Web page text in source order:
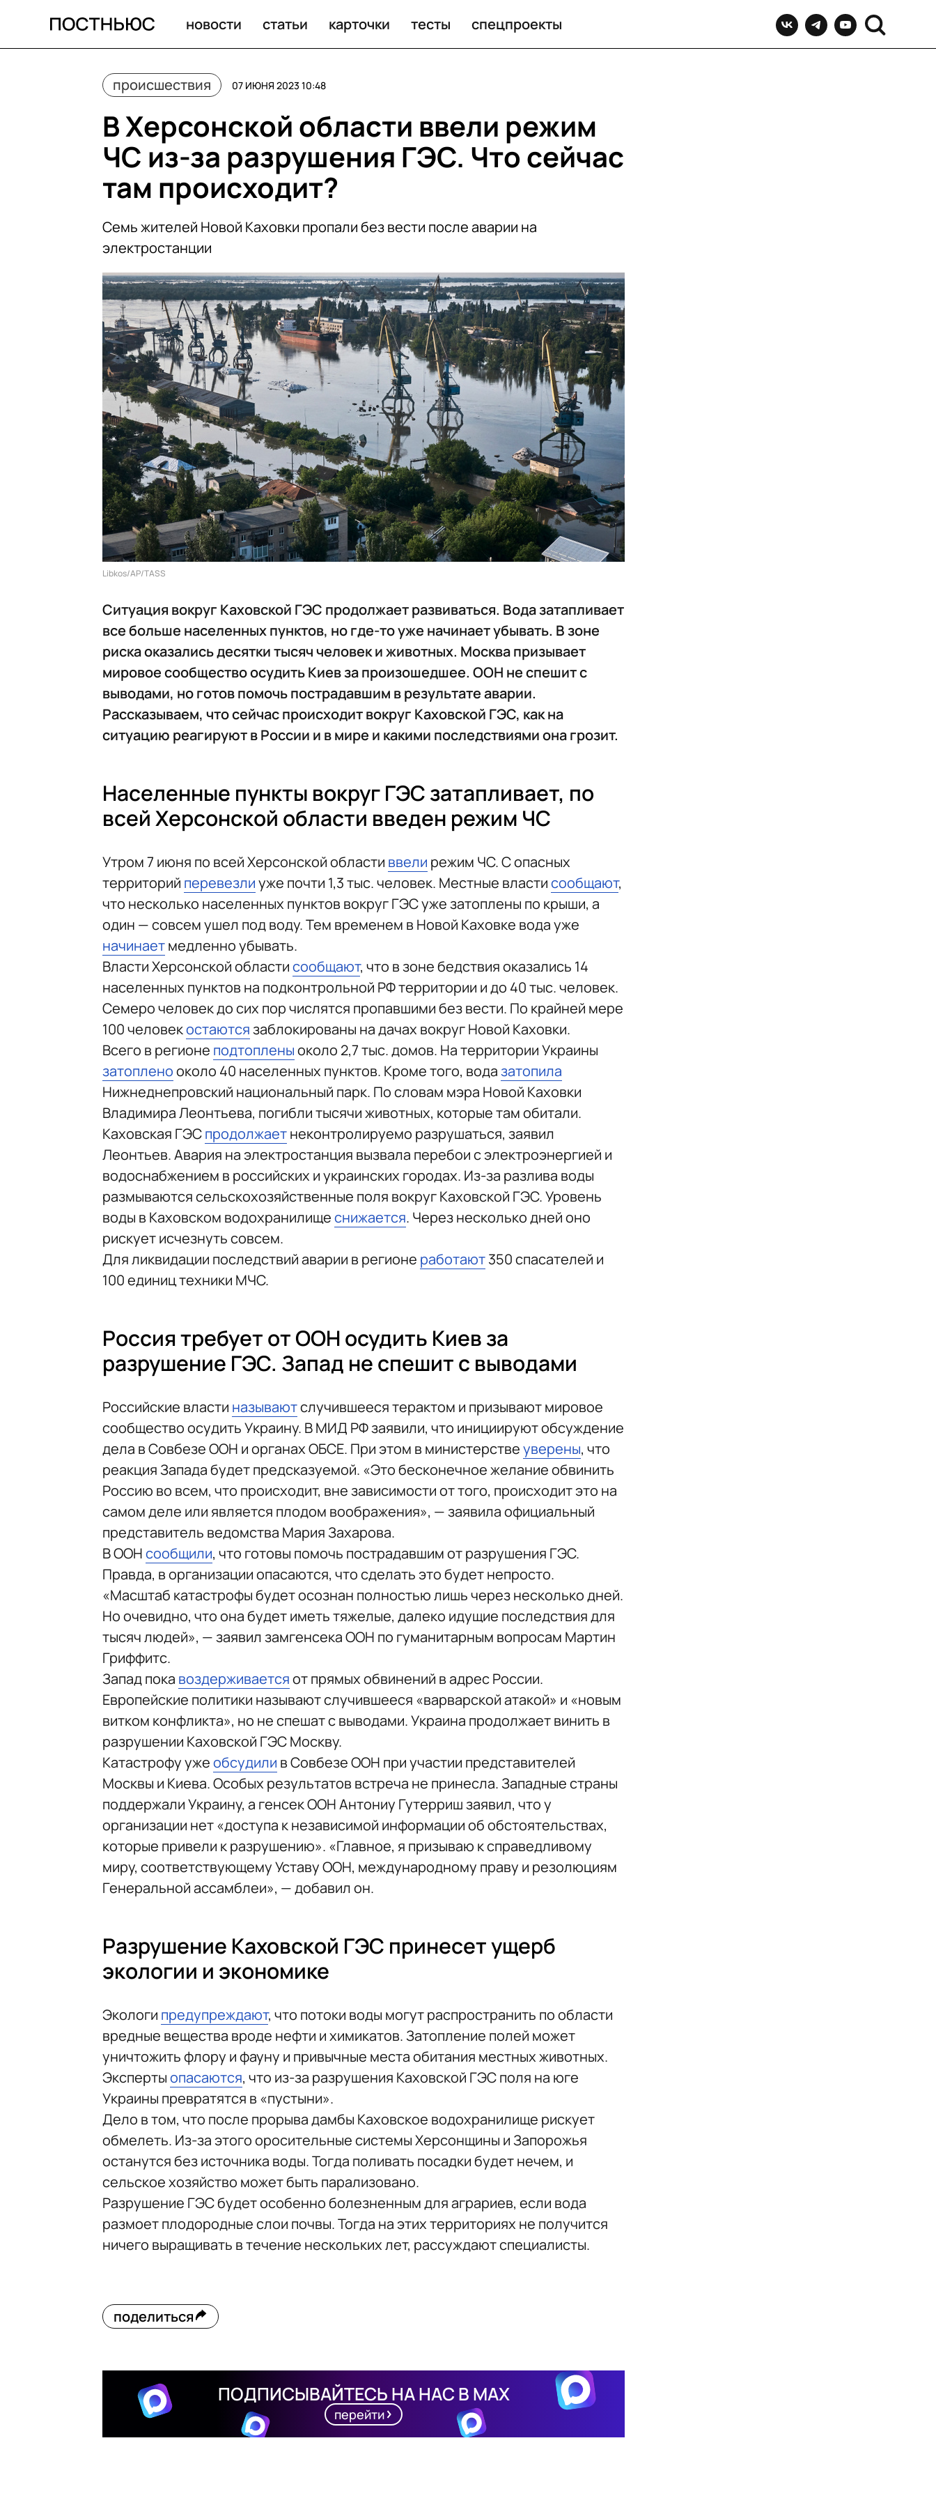
новости статьи карточки тесты спецпроекты
происшествия 07 ИЮНЯ 2023 10:48
В Херсонской области ввели режим
ЧС из-за разрушения ГЭС. Что сейчас
там происходит?
Семь жителей Новой Каховки пропали без вести после аварии на
электростанции
Libkos/AP/TASS
Ситуация вокруг Каховской ГЭС продолжает развиваться. Вода затапливает
все больше населенных пунктов, но где-то уже начинает убывать. В зоне
риска оказались десятки тысяч человек и животных. Москва призывает
мировое сообщество осудить Киев за произошедшее. ООН не спешит с
выводами, но готов помочь пострадавшим в результате аварии.
Рассказываем, что сейчас происходит вокруг Каховской ГЭС, как на
ситуацию реагируют в России и в мире и какими последствиями она грозит.
Населенные пункты вокруг ГЭС затапливает, по
всей Херсонской области введен режим ЧС
Утром 7 июня по всей Херсонской области ввели режим ЧС. С опасных
территорий перевезлиуже почти 1,3 тыс. человек. Местные властисообщают,
что несколько населенных пунктов вокруг ГЭС уже затоплены по крыши, а
один — совсем ушел под воду. Тем временем в Новой Каховке вода уже
начинаетмедленно убывать.
Власти Херсонской областисообщают, что в зоне бедствия оказались 14
населенных пунктов на подконтрольной РФ территории и до 40 тыс. человек.
Семеро человек до сих пор числятся пропавшими без вести. По крайней мере
100 человекостаютсязаблокированы на дачах вокруг Новой Каховки.
Всего в регионе подтопленыоколо 2,7 тыс. домов. На территории Украины
затопленооколо 40 населенных пунктов. Кроме того, водазатопила
Нижнеднепровский национальный парк. По словам мэра Новой Каховки
Владимира Леонтьева, погибли тысячи животных, которые там обитали.
Каховская ГЭСпродолжаетнеконтролируемо разрушаться, заявил
Леонтьев. Авария на электростанция вызвала перебои с электроэнергией и
водоснабжением в российских и украинских городах. Из-за разлива воды
размываются сельскохозяйственные поля вокруг Каховской ГЭС. Уровень
воды в Каховском водохранилищеснижается. Через несколько дней оно
рискует исчезнуть совсем.
Для ликвидации последствий аварии в регионе работают350 спасателей и
100 единиц техники МЧС.
Россия требует от ООН осудить Киев за
разрушение ГЭС. Запад не спешит с выводами
Российские власти называютслучившееся терактом и призывают мировое
сообщество осудить Украину. В МИД РФ заявили, что инициируют обсуждение
дела в Совбезе ООН и органах ОБСЕ. При этом в министерствеуверены, что
реакция Запада будет предсказуемой. «Это бесконечное желание обвинить
Россию во всем, что происходит, вне зависимости от того, происходит это на
самом деле или является плодом воображения», — заявила официальный
представитель ведомства Мария Захарова.
В ООНсообщили, что готовы помочь пострадавшим от разрушения ГЭС.
Правда, в организации опасаются, что сделать это будет непросто.
«Масштаб катастрофы будет осознан полностью лишь через несколько дней.
Но очевидно, что она будет иметь тяжелые, далеко идущие последствия для
тысяч людей», — заявил замгенсека ООН по гуманитарным вопросам Мартин
Гриффитс.
Запад пока воздерживаетсяот прямых обвинений в адрес России.
Европейские политики называют случившееся «варварской атакой» и «новым
витком конфликта», но не спешат с выводами. Украина продолжает винить в
разрушении Каховской ГЭС Москву.
Катастрофу ужеобсудили в Совбезе ООН при участии представителей
Москвы и Киева. Особых результатов встреча не принесла. Западные страны
поддержали Украину, а генсек ООН Антониу Гутерриш заявил, что у
организации нет «доступа к независимой информации об обстоятельствах,
которые привели к разрушению». «Главное, я призываю к справедливому
миру, соответствующему Уставу ООН, международному праву и резолюциям
Генеральной ассамблеи», — добавил он.
Разрушение Каховской ГЭС принесет ущерб
экологии и экономике
Экологи предупреждают, что потоки воды могут распространить по области
вредные вещества вроде нефти и химикатов. Затопление полей может
уничтожить флору и фауну и привычные места обитания местных животных.
Экспертыопасаются, что из-за разрушения Каховской ГЭС поля на юге
Украины превратятся в «пустыни».
Дело в том, что после прорыва дамбы Каховское водохранилище рискует
обмелеть. Из-за этого оросительные системы Херсонщины и Запорожья
останутся без источника воды. Тогда поливать посадки будет нечем, и
сельское хозяйство может быть парализовано.
Разрушение ГЭС будет особенно болезненным для аграриев, если вода
размоет плодородные слои почвы. Тогда на этих территориях не получится
ничего выращивать в течение нескольких лет, рассуждают специалисты.
поделиться
ПОДПИСЫВАЙТЕСЬ НА НАС В MAX
перейти